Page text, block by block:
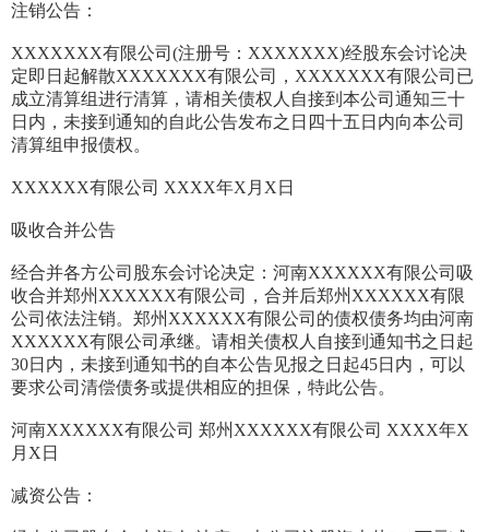
注销公告：
XXXXXXX有限公司(注册号：XXXXXXX)经股东会讨论决
定即日起解散XXXXXXX有限公司，XXXXXXX有限公司已
成立清算组进行清算，请相关债权人自接到本公司通知三十
日内，未接到通知的自此公告发布之日四十五日内向本公司
清算组申报债权。
XXXXXX有限公司 XXXX年X月X日
吸收合并公告
经合并各方公司股东会讨论决定：河南XXXXXX有限公司吸
收合并郑州XXXXXX有限公司，合并后郑州XXXXXX有限
公司依法注销。郑州XXXXXX有限公司的债权债务均由河南
XXXXXX有限公司承继。请相关债权人自接到通知书之日起
30日内，未接到通知书的自本公告见报之日起45日内，可以
要求公司清偿债务或提供相应的担保，特此公告。
河南XXXXXX有限公司 郑州XXXXXX有限公司 XXXX年X
月X日
减资公告：